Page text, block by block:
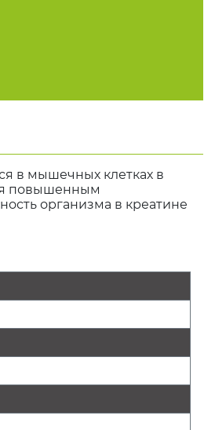
в мышечных клетках в
повышенным
организма в креатине